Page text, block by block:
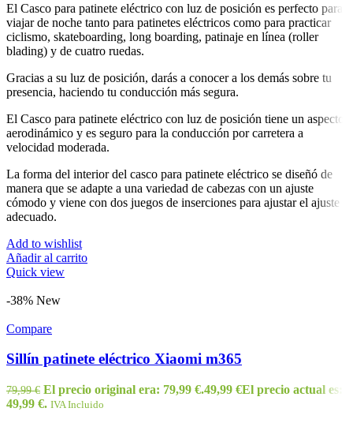
El Casco para patinete eléctrico con luz de posición es perfecto para
viajar de noche tanto para patinetes eléctricos como para practicar
ciclismo, skateboarding, long boarding, patinaje en línea (roller
blading) y de cuatro ruedas.
Gracias a su luz de posición, darás a conocer a los demás sobre tu
presencia, haciendo tu conducción más segura.
El Casco para patinete eléctrico con luz de posición tiene un aspecto
aerodinámico y es seguro para la conducción por carretera a
velocidad moderada.
La forma del interior del casco para patinete eléctrico se diseñó de
manera que se adapte a una variedad de cabezas con un ajuste
cómodo y viene con dos juegos de inserciones para ajustar el ajuste
adecuado.
Add to wishlist
Añadir al carrito
Quick view
-38% New
Compare
Sillín patinete eléctrico Xiaomi m365
79,99€ El precio original era: 79,99 €.49,99 €El precio actual es:
49,99 €. IVA Incluido